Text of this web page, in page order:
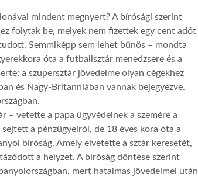
mindent megnyert? A bírósági szerint
folytak be, melyek nem fizettek egy cent adót
Semmiképp sem lehet bűnös – mondta
óta a futballsztár menedzsere és a
a szupersztár jövedelme olyan cégekhez
és Nagy-Britanniában vannak bejegyezve.
– vetette a papa ügyvédeinek a szemére a
a pénzügyeiről, de 18 éves kora óta a
bíróság. Amely elvetette a sztár keresetét,
a helyzet. A bíróság döntése szerint
mert hatalmas jövedelmei után